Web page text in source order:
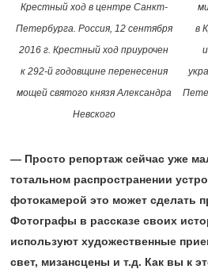
Крестный ход в центре Санкт-
Петербурга. Россия, 12 сентября
2016 г. Крестный ход приурочен
к 292-йгодовщине перенесения
мощей святого князя Александра
Невского
в
— Просто репортаж сейчас уже
тотальном распространении
фотокамерой это может сделать
Фотографы в рассказе своих
используют художественные
свет, мизансцены и т.д. Как вы к